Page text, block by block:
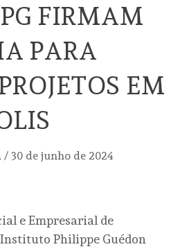
FIRMAM
PARA
EM
/ 30 de junho de 2024
e Empresarial de
Instituto Philippe Guédon